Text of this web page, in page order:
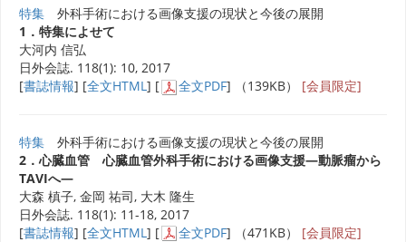
特集 外科手術における画像支援の現状と今後の展開
1．特集によせて
大河内 信弘
日外会誌. 118(1): 10, 2017
[書誌情報] [全文HTML ] [ 全文PDF] （139KB） [会員限定]
特集 外科手術における画像支援の現状と今後の展開
2．心臓血管 心臓血管外科手術における画像支援―動脈瘤から
TAVIへ―
大森 槙子, 金岡 祐司, 大木 隆生
日外会誌. 118(1): 11-18, 2017
[書誌情報] [全文HTML ] [ 全文PDF] （471KB） [会員限定]